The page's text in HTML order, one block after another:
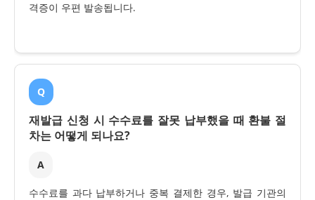
격증이 우편 발송됩니다.
Q
재발급 신청 시 수수료를 잘못 납부했을 때 환불 절
차는 어떻게 되나요?
A
수수료를 과다 납부하거나 중복 결제한 경우, 발급 기관의